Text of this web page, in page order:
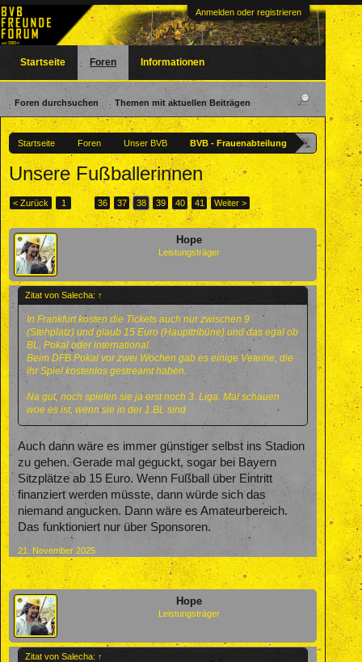
Anmelden oder registrieren
Startseite Foren Unser BVB BVB - Frauenabteilung
Unsere Fußballerinnen
< Zurück 1 ← 36 37 38 39 40 41 Weiter >
Hope
Leistungsträger
Zitat von Salecha: ↑
In Frankfurt kosten die Tickets auch nur zwischen 9
(Stehplatz) und glaub 15 Euro (Haupttribüne).und das egal ob
BL, Pokal oder international.
Beim DFB Pokal vor zwei Wochen gab es einige Veteine, die
ihr Spiel kostenlos gestreamt haben.
Na gut, noch spielen sie ja erst noch 3. Liga. Mal schauen
woe es ist, wenn sie in der 1.BL sind
Auch dann wäre es immer günstiger selbst ins Stadion
zu gehen. Gerade mal geguckt, sogar bei Bayern
Sitzplätze ab 15 Euro. Wenn Fußball über Eintritt
finanziert werden müsste, dann würde sich das
niemand angucken. Dann wäre es Amateurbereich.
Das funktioniert nur über Sponsoren.
21. November 2025
Hope
Leistungsträger
Zitat von Salecha: ↑
Startseite Foren
Foren durchsuchen Themen mit aktuellen Beiträgen
Informationen